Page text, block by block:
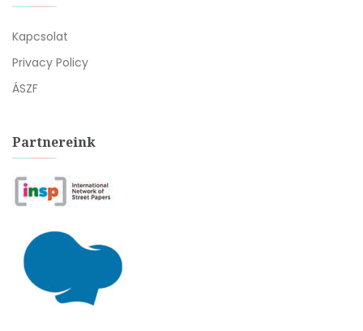
Kapcsolat
Privacy Policy
ÁSZF
Partnereink